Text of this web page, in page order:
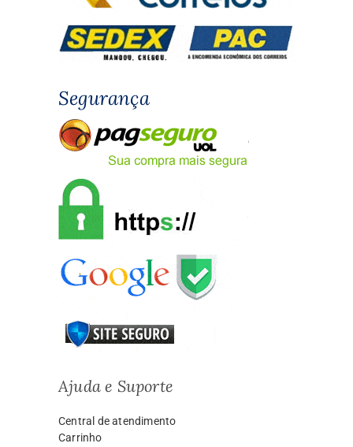
Segurança
Ajuda e Suporte
Central de atendimento
Carrinho